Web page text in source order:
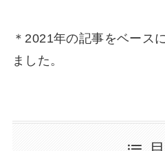
＊2021年の記事をベース
ました。